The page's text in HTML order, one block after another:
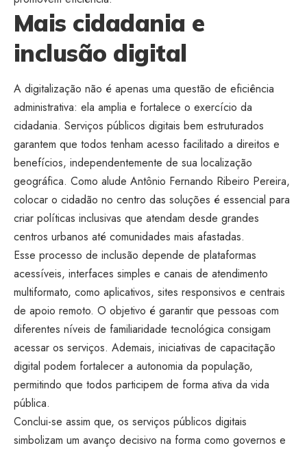
Mais cidadania e
inclusão digital
A digitalização não é apenas uma questão de eficiência
administrativa: ela amplia e fortalece o exercício da
cidadania. Serviços públicos digitais bem estruturados
garantem que todos tenham acesso facilitado a direitos e
benefícios, independentemente de sua localização
geográfica. Como alude Antônio Fernando Ribeiro Pereira,
colocar o cidadão no centro das soluções é essencial para
criar políticas inclusivas que atendam desde grandes
centros urbanos até comunidades mais afastadas.
Esse processo de inclusão depende de plataformas
acessíveis, interfaces simples e canais de atendimento
multiformato, como aplicativos, sites responsivos e centrais
de apoio remoto. O objetivo é garantir que pessoas com
diferentes níveis de familiaridade tecnológica consigam
acessar os serviços. Ademais, iniciativas de capacitação
digital podem fortalecer a autonomia da população,
permitindo que todos participem de forma ativa da vida
pública.
Conclui-se assim que, os serviços públicos digitais
simbolizam um avanço decisivo na forma como governos e